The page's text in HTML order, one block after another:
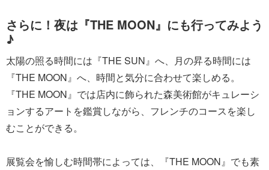
さらに！夜は『THE MOON』にも行ってみよう
♪
太陽の照る時間には『THE SUN』へ、月の昇る時間には
『THE MOON』へ、時間と気分に合わせて楽しめる。
『THE MOON』では店内に飾られた森美術館がキュレーシ
ョンするアートを鑑賞しながら、フレンチのコースを楽し
むことができる。
展覧会を愉しむ時間帯によっては、『THE MOON』でも素